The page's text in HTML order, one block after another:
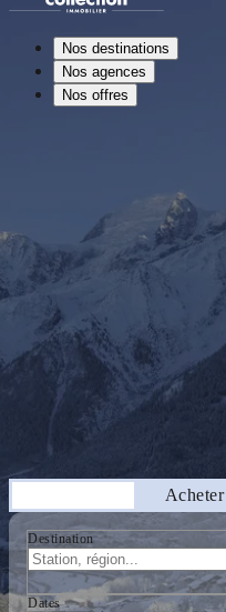
Acheter
Destination
Dates
Nos destinations
Nos agences
Nos offres